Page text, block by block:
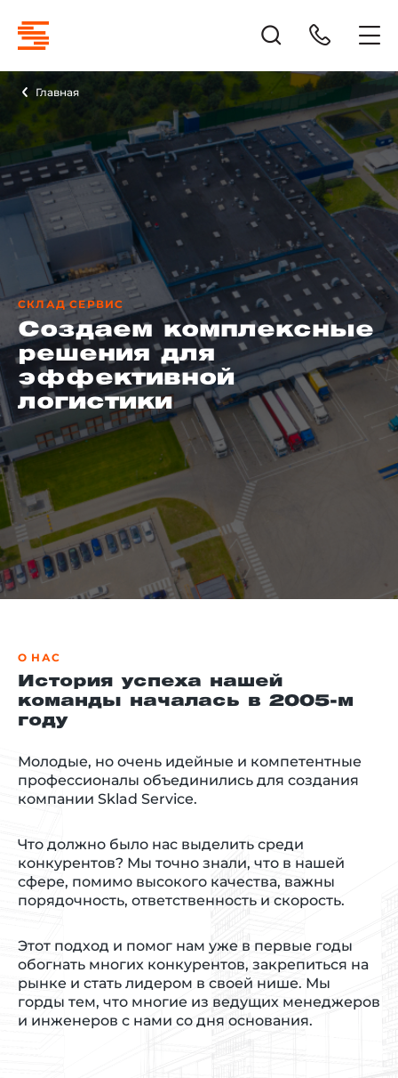
Главная
СКЛАД СЕРВИС
Создаем комплексные
решения для
эффективной
логистики
О НАС
История успеха нашей
команды началась в 2005-м
году
Молодые, но очень идейные и компетентные
профессионалы объединились для создания
компании Sklad Service.
Что должно было нас выделить среди
конкурентов? Мы точно знали, что в нашей
сфере, помимо высокого качества, важны
порядочность, ответственность и скорость.
Этот подход и помог нам уже в первые годы
обогнать многих конкурентов, закрепиться на
рынке и стать лидером в своей нише. Мы
горды тем, что многие из ведущих менеджеров
и инженеров с нами со дня основания.